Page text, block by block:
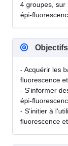
4 groupes, sur
épi-
- Acquérir les
fluorescence
- S'informer
épi-
- S'initier à
fluorescence